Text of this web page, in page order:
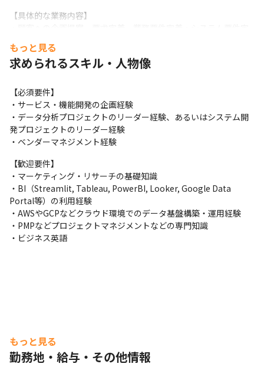
【具体的な業務内容】
・プロジェクトの全体管理及び開発委託先の管理
・システム開発・業務効率改善・品質改善の推進
となり、最上流の立場でプロジェクトをコントロールいただきま
す。実際の開発工程（コーディング、テスト）は担当しません
が、一定の経験・理解がある方が望ましいです。
【やりがい】
インテージのリソースである豊富なデータや顧客基盤を活用する
やスキルを取り入れることができます。
【働き方】
フルフレックス勤務となっており、子育てをしながら業務に従事
されている方も多数おります。週2回出社しておりますが、在宅勤
務とのハイブリットとなっております。
残業全社平均：20時間／月程度（2024年6月時点）
もっと見る
求められるスキル・人物像
【必須要件】
・サービス・機能開発の企画経験
・データ分析プロジェクトのリーダー経験、あるいはシステム開
発プロジェクトのリーダー経験
・ベンダーマネジメント経験
【歓迎要件】
・マーケティング・リサーチの基礎知識
・BI（Streamlit, Tableau, PowerBI, Looker, Google Data
Portal等）の利用経験
・AWSやGCPなどクラウド環境でのデータ基盤構築・運用経験
・PMPなどプロジェクトマネジメントなどの専門知識
・ビジネス英語
もっと見る
勤務地・給与・その他情報